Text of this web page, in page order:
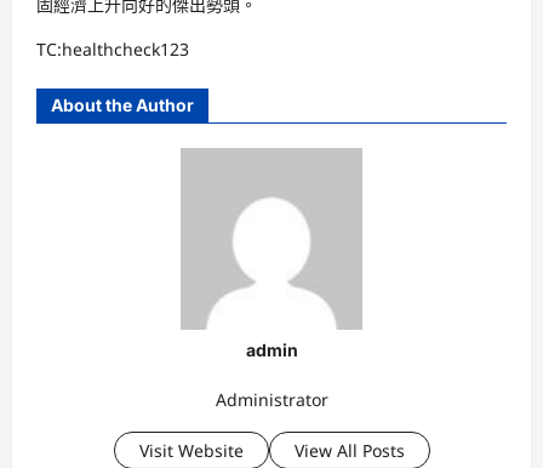
固經濟上升向好的傑出勢頭。
TC:healthcheck123
About the Author
admin
Administrator
Visit Website View All Posts